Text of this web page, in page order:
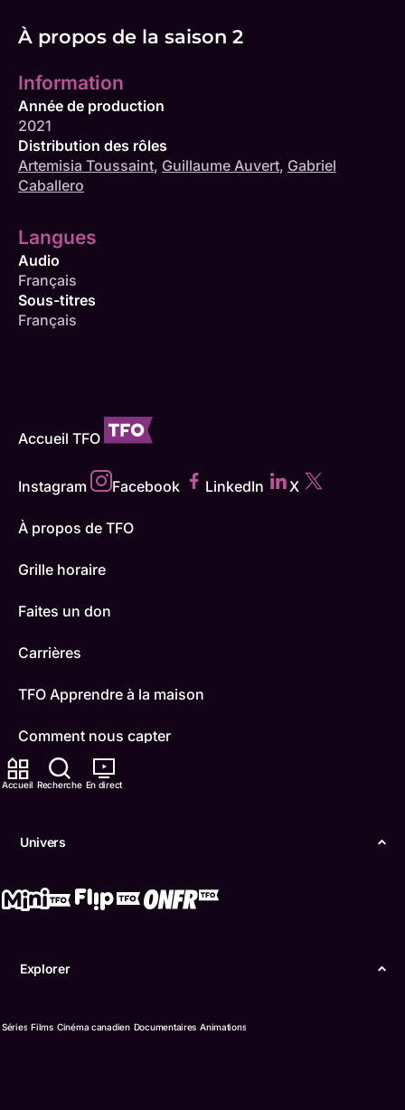
Accueil Recherche En direct
Univers
Explorer
Séries Films Cinéma canadien Documentaires Animations
À propos de la saison 2
Information
Année de production
2021
Distribution des rôles
Artemisia Toussaint, Guillaume Auvert, Gabriel
Caballero
Langues
Audio
Français
Sous-titres
Français
Accueil TFO
Instagram Facebook LinkedIn X
À propos de TFO
Grille horaire
Faites un don
Carrières
TFO Apprendre à la maison
Comment nous capter
Contactez-nous
Boukili
Confidentialité